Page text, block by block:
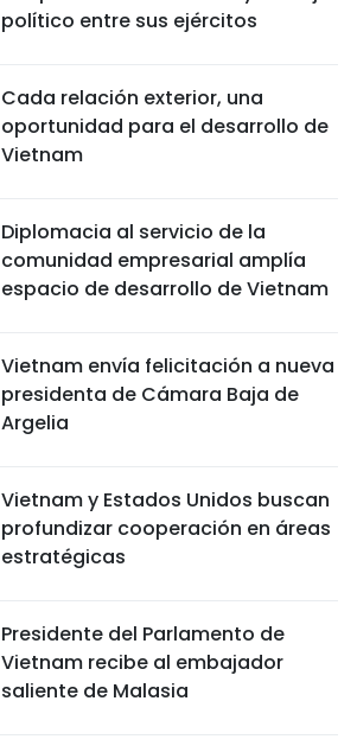
político entre sus ejércitos
Cada relación exterior, una
oportunidad para el desarrollo de
Vietnam
Diplomacia al servicio de la
comunidad empresarial amplía
espacio de desarrollo de Vietnam
Vietnam envía felicitación a nueva
presidenta de Cámara Baja de
Argelia
Vietnam y Estados Unidos buscan
profundizar cooperación en áreas
estratégicas
Presidente del Parlamento de
Vietnam recibe al embajador
saliente de Malasia